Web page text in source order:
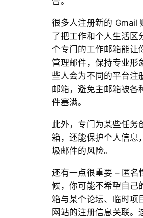
很多人注册新的 Gmail
了把工作和个人生活区
个专门的工作邮箱能让
管理邮件，保持专业形
些人会为不同的平台注
邮箱，避免主邮箱被各
件塞满。
此外，专门为某些任务
箱，还能保护个人信息
圾邮件的风险。
还有一点很重要 – 匿名
候，你可能不希望自己
箱与某个论坛、临时项
网站的注册信息关联。